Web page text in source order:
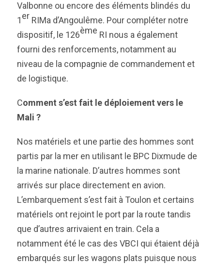
Valbonne ou encore des éléments blindés du
1er RIMa d’Angoulême. Pour compléter notre
dispositif, le 126ème RI nous a également
fourni des renforcements, notamment au
niveau de la compagnie de commandement et
de logistique.
Comment s’est fait le déploiement vers le
Mali ?
Nos matériels et une partie des hommes sont
partis par la mer en utilisant le BPC Dixmude de
la marine nationale. D’autres hommes sont
arrivés sur place directement en avion.
L’embarquement s’est fait à Toulon et certains
matériels ont rejoint le port par la route tandis
que d’autres arrivaient en train. Cela a
notamment été le cas des VBCI qui étaient déjà
embarqués sur les wagons plats puisque nous